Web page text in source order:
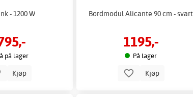
- 1200 W
på lager
Kjøp
Bordmodul Alicante 90 cm - svart
1195,-
På lager
Kjøp